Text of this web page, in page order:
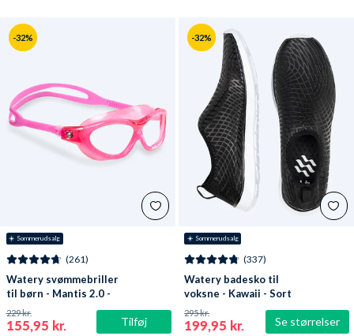
-32%
☀️ Sommerudsalg
Tilføj
(261)
Watery svømmebriller
til børn - Mantis 2.0 -
Atlantic Pink/klar
155,95 kr.
229 kr.
-32%
☀️ Sommerudsalg
Se størrelser
(337)
Watery badesko til
voksne - Kawaii - Sort
199,95 kr.
295 kr.